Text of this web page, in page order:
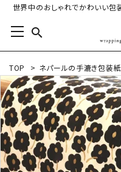
世界中のおしゃれでかわいい包
search
TOP > ネパールの手漉き包装紙